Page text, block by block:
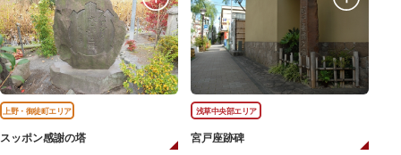
上野・御徒町エリア
スッポン感謝の塔
浅草中央部エリア
宮戸座跡碑